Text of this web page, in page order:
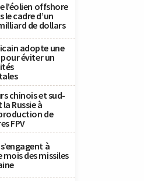
l’éolien offshore
le cadre d’un
de dollars
adopte une
éviter un
chinois et sud-
Russie à
de
FPV
à
des missiles